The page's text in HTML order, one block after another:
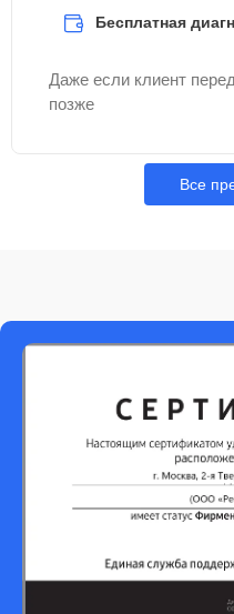
Бесплатная
Даже если клиент
позже
Все